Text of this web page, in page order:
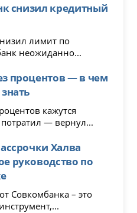
снизил кредитный
лимит по
неожиданно...
процентов — в чем
кажутся
— вернул...
Халва
руководство по
Совкомбанка – это